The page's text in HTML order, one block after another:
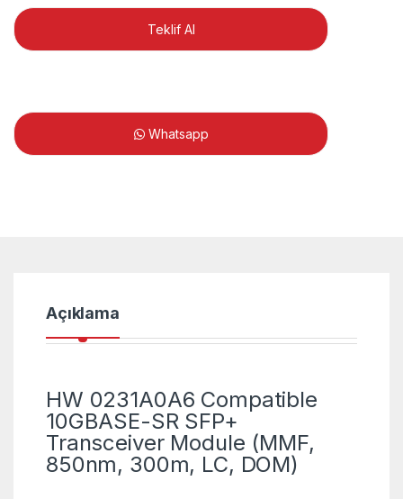
Teklif Al
Whatsapp
Açıklama
HW 0231A0A6 Compatible
10GBASE-SR SFP+
Transceiver Module (MMF,
850nm, 300m, LC, DOM)